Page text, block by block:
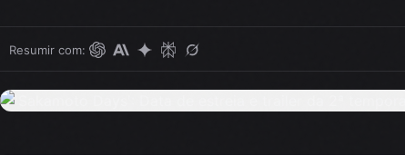
Resumir com: